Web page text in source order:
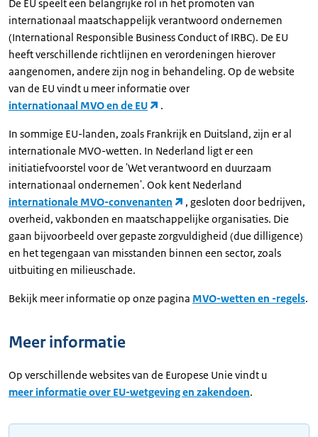
De EU speelt een belangrijke rol in het promoten van
internationaal maatschappelijk verantwoord ondernemen
(International Responsible Business Conduct of IRBC). De EU
heeft verschillende richtlijnen en verordeningen hierover
aangenomen, andere zijn nog in behandeling. Op de website
van de EU vindt u meer informatie over
internationaal MVO en de EU
.
In sommige EU-landen, zoals Frankrijk en Duitsland, zijn er al
internationale MVO-wetten. In Nederland ligt er een
initiatiefvoorstel voor de 'Wet verantwoord en duurzaam
internationaal ondernemen'. Ook kent Nederland
internationale MVO-convenanten
, gesloten door bedrijven,
overheid, vakbonden en maatschappelijke organisaties. Die
gaan bijvoorbeeld over gepaste zorgvuldigheid (due dilligence)
en het tegengaan van misstanden binnen een sector, zoals
uitbuiting en milieuschade.
Bekijk meer informatie op onze pagina MVO-wetten en -regels.
Meer informatie
Op verschillende websites van de Europese Unie vindt u
meer informatie over EU-wetgeving en zakendoen.